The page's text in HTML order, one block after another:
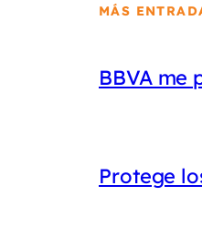
MÁS
BBVA me
Protege